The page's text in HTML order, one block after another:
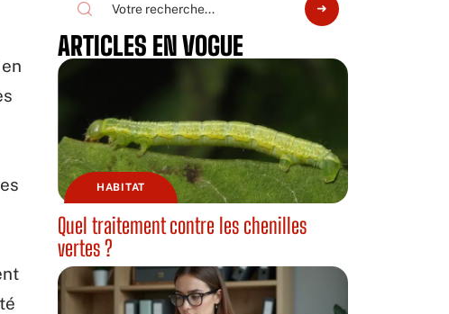
ARTICLES EN VOGUE
HABITAT
Quel traitement contre les chenilles
vertes ?